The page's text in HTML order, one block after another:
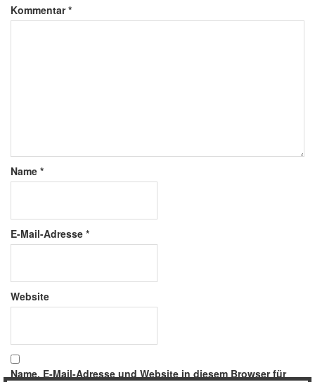
Kommentar*
Name *
E-Mail-Adresse *
Website
Name, E-Mail-Adresse und Website in diesem Browser für